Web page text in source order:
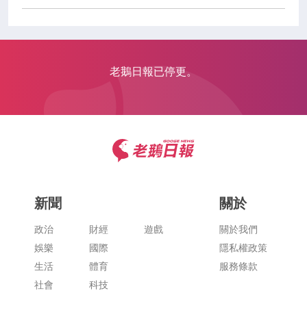
老鵝日報已停更。
新聞
政治
娛樂
生活
社會
財經
國際
體育
科技
遊戲
關於
關於我們
隱私權政策
服務條款